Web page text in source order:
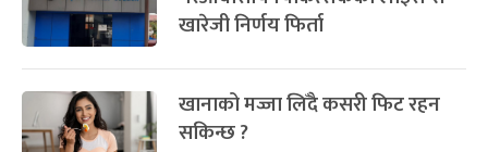
खारेजी निर्णय फिर्ता
खानाको मज्जा लिँदै कसरी फिट रहन
सकिन्छ ?